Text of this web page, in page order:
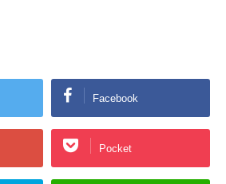
Facebook
Pocket